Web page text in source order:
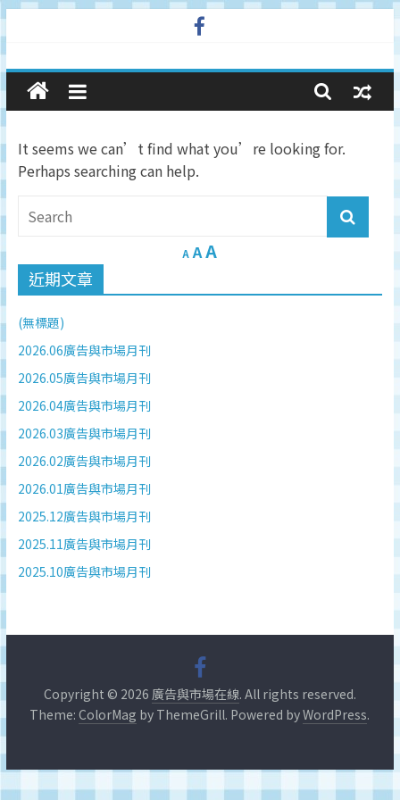
Skip
to
content
廣
告
與
市
場
在
線
深
度
究
品
牌、
銷
的
刊
媒
體
It seems we can’t find what you’re looking for.
Perhaps searching can help.
A AA
近期文章
(無標題)
2026.06廣告與市場月刊
2026.05廣告與市場月刊
2026.04廣告與市場月刊
2026.03廣告與市場月刊
2026.02廣告與市場月刊
2026.01廣告與市場月刊
2025.12廣告與市場月刊
2025.11廣告與市場月刊
2025.10廣告與市場月刊
Copyright © 2026 廣告與市場在線. All rights reserved.
Theme:ColorMag by ThemeGrill. Powered byWordPress.